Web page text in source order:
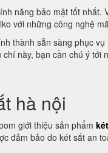
năng bảo mật tốt
với những công nghệ
thành sẵn sàng phục
này, bạn cần chú ý tới
hà nội
giới thiệu sản phẩm
đảm bảo do két sắt an